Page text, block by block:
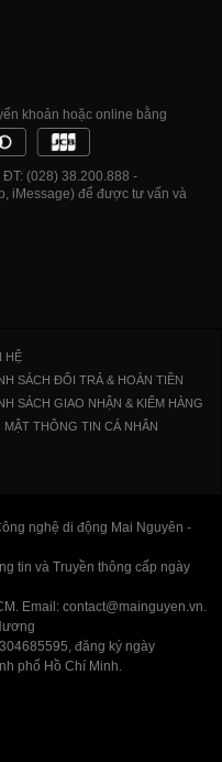
khoản hoặc online bằng
(028) 38.200.888 -
iMessage) để được tư vấn và
HỆ
SÁCH ĐỔI TRẢ & HOÀN TIỀN
SÁCH GIAO NHẬN & KIỂM HÀNG
MẬT THÔNG TIN CÁ NHÂN
nghệ di động Mai Nguyên -
tin và Truyền thông cấp ngày
Email: contact@mainguyen.vn.
đăng ký ngày
phố Hồ Chí Minh.